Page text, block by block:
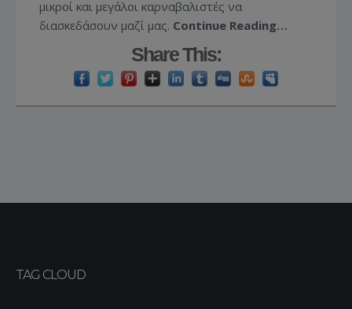
μικροί και μεγάλοι καρναβαλιστές να
διασκεδάσουν μαζί μας. Continue Reading…
Share This:
TAG CLOUD